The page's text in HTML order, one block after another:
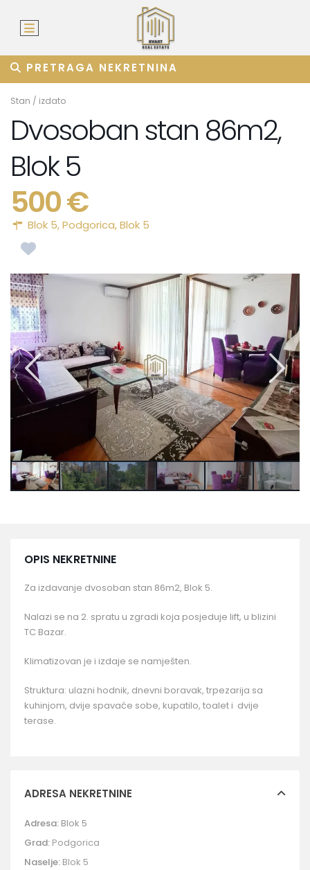
PRETRAGA NEKRETNINA
Stan / izdato
Dvosoban stan 86m2,
Blok 5
500 €
Blok 5,Podgorica,Blok 5
OPIS NEKRETNINE
Za izdavanje dvosoban stan 86m2, Blok 5.
Nalazi se na 2. spratu u zgradi koja posjeduje lift, u blizini
TC Bazar.
Klimatizovan je i izdaje se namješten.
Struktura: ulazni hodnik, dnevni boravak, trpezarija sa
kuhinjom, dvije spavaće sobe, kupatilo, toalet i dvije
terase.
ADRESA NEKRETNINE
Adresa: Blok 5
Grad: Podgorica
Naselje: Blok 5